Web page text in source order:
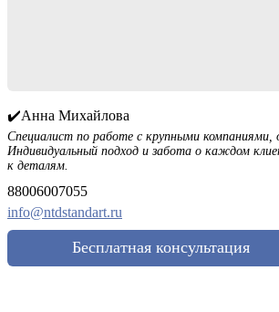
✔️Анна Михайлова
Специалист по работе с крупными компаниями,
Индивидуальный подход и забота о каждом
к деталям.
88006007055
info@ntdstandart.ru
Бесплатная консультация